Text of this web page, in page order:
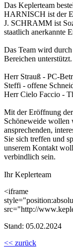
Das Keplerteam
HARNISCH ist der
J. SCHRAMM ist
staatlich anerkannte
Das Team wird
Bereichen
Herr Strauß - PC-
Steffi - offene
Herr Cielo Faccio -
Mit der Eröffnung
Schöneweide wollen
ansprechenden,
Sie sich treffen und
unserem Kontakt
verbindlich sein.
Ihr Keplerteam
<iframe
src="http://
Stand: 05.02.2024
<< zurück